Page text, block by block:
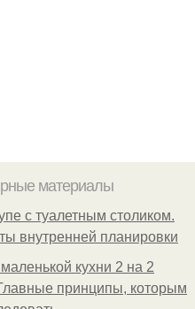
материалы
с туалетным столиком.
внутренней планировки
кухни 2 на 2
принципы, которым